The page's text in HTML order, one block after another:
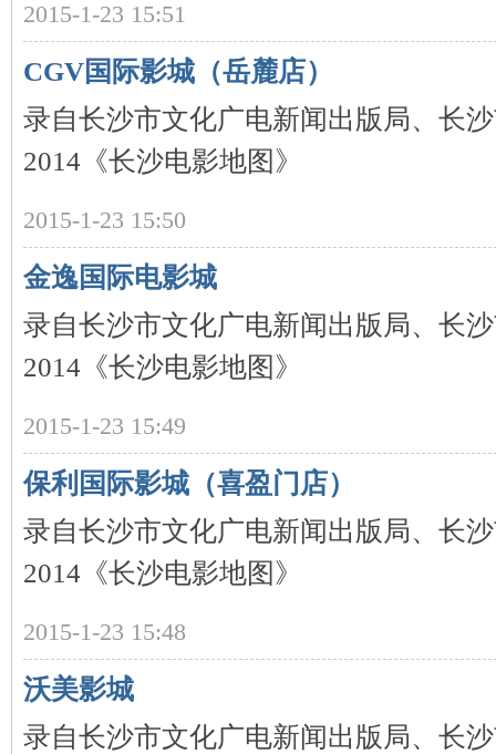
2015-1-23 15:51
CGV国际影城（岳麓店）
录自长沙市文化广电新闻出版局、长
2014《长沙电影地图》
2015-1-23 15:50
金逸国际电影城
录自长沙市文化广电新闻出版局、长
2014《长沙电影地图》
2015-1-23 15:49
保利国际影城（喜盈门店）
录自长沙市文化广电新闻出版局、长
2014《长沙电影地图》
2015-1-23 15:48
沃美影城
录自长沙市文化广电新闻出版局、长